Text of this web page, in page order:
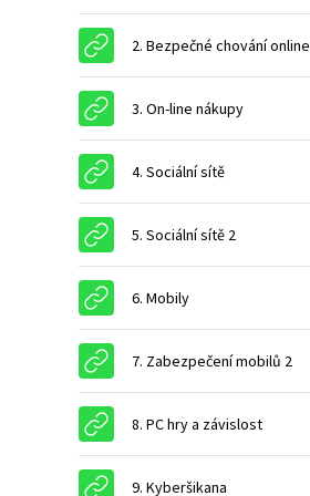
2. Bezpečné chování online
3. On-line nákupyURL
4. Sociální sítěURL
5. Sociální sítě 2
6. MobilyURL
7. Zabezpečení mobilů 2
8. PC hry a závislostURL
9. Kyberšikana